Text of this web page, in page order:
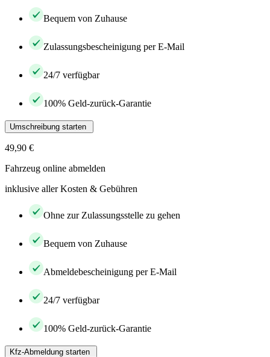
Bequem von Zuhause
Zulassungsbescheinigung per E-Mail
24/7 verfügbar
100% Geld-zurück-Garantie
Umschreibung starten
49,90 €
Fahrzeug online abmelden
inklusive aller Kosten & Gebühren
Ohne zur Zulassungsstelle zu gehen
Bequem von Zuhause
Abmeldebescheinigung per E-Mail
24/7 verfügbar
100% Geld-zurück-Garantie
Kfz-Abmeldung starten